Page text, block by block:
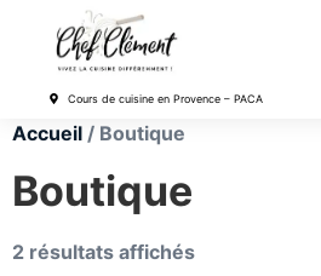
Cours de cuisine en Provence – PACA
Accueil / Boutique
Boutique
2 résultats affichés